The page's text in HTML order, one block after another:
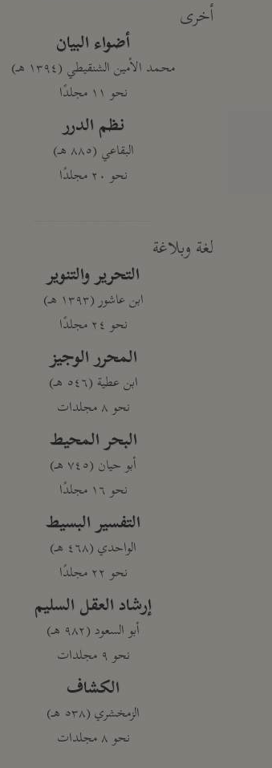
أخرى
أضواء البيان
محمد الأمين الشنقيطي (١٣٩٤ هـ)
نحو ١١ مجلدًا
نظم الدرر
البقاعي (٨٨٥ هـ)
نحو ٢٠ مجلدًا
لغة وبلاغة
التحرير والتنوير
ابن عاشور (١٣٩٣ هـ)
نحو ٢٤ مجلدًا
المحرر الوجيز
ابن عطية (٥٤٦ هـ)
نحو ٨ مجلدات
البحر المحيط
أبو حيان (٧٤٥ هـ)
نحو ١٦ مجلدًا
التفسير البسيط
الواحدي (٤٦٨ هـ)
نحو ٢٢ مجلدًا
إرشاد العقل السليم
أبو السعود (٩٨٢ هـ)
نحو ٩ مجلدات
الكشاف
الزمخشري (٥٣٨ هـ)
نحو ٨ مجلدات